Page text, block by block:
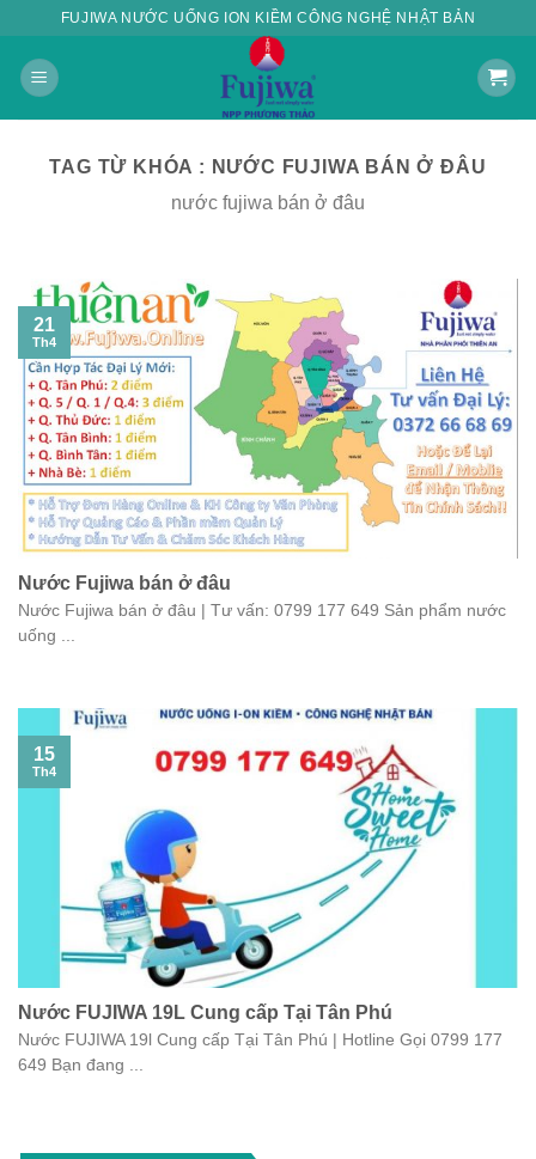
content
FUJIWA NƯỚC UỐNG ION KIỀM CÔNG NGHỆ NHẬT BẢN
TAG TỪ KHÓA : NƯỚC FUJIWA BÁN Ở ĐÂU
nước fujiwa bán ở đâu
Nước Fujiwa bán ở đâu
Nước Fujiwa bán ở đâu | Tư vấn: 0799 177 649 Sản phẩm nước
uống ...
21
Th4
Nước FUJIWA 19L Cung cấp Tại Tân Phú
Nước FUJIWA 19l Cung cấp Tại Tân Phú | Hotline Gọi 0799 177
649 Bạn đang ...
15
Th4